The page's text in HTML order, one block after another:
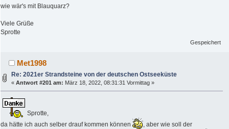
wie wär's mit Blauquarz?
Viele Grüße
Sprotte
Gespeichert
Met1998
Re: 2021er Strandsteine von der deutschen Ostseeküste
«Antwort #201 am: März 18, 2022, 08:31:31 Vormittag »
Sprotte,
da hätte ich auch selber drauf kommen können
, aber wie soll der